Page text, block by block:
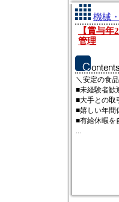
機械
【賞与
管理
＼安定の食
■未経験者歓
■大手との取
■嬉しい年間
■有給休暇を
...